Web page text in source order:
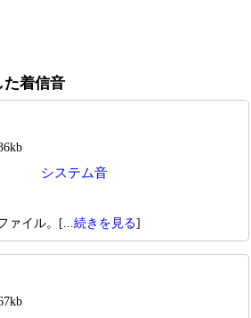
た着信音
システム音
ァイル。[... 続きを見る]